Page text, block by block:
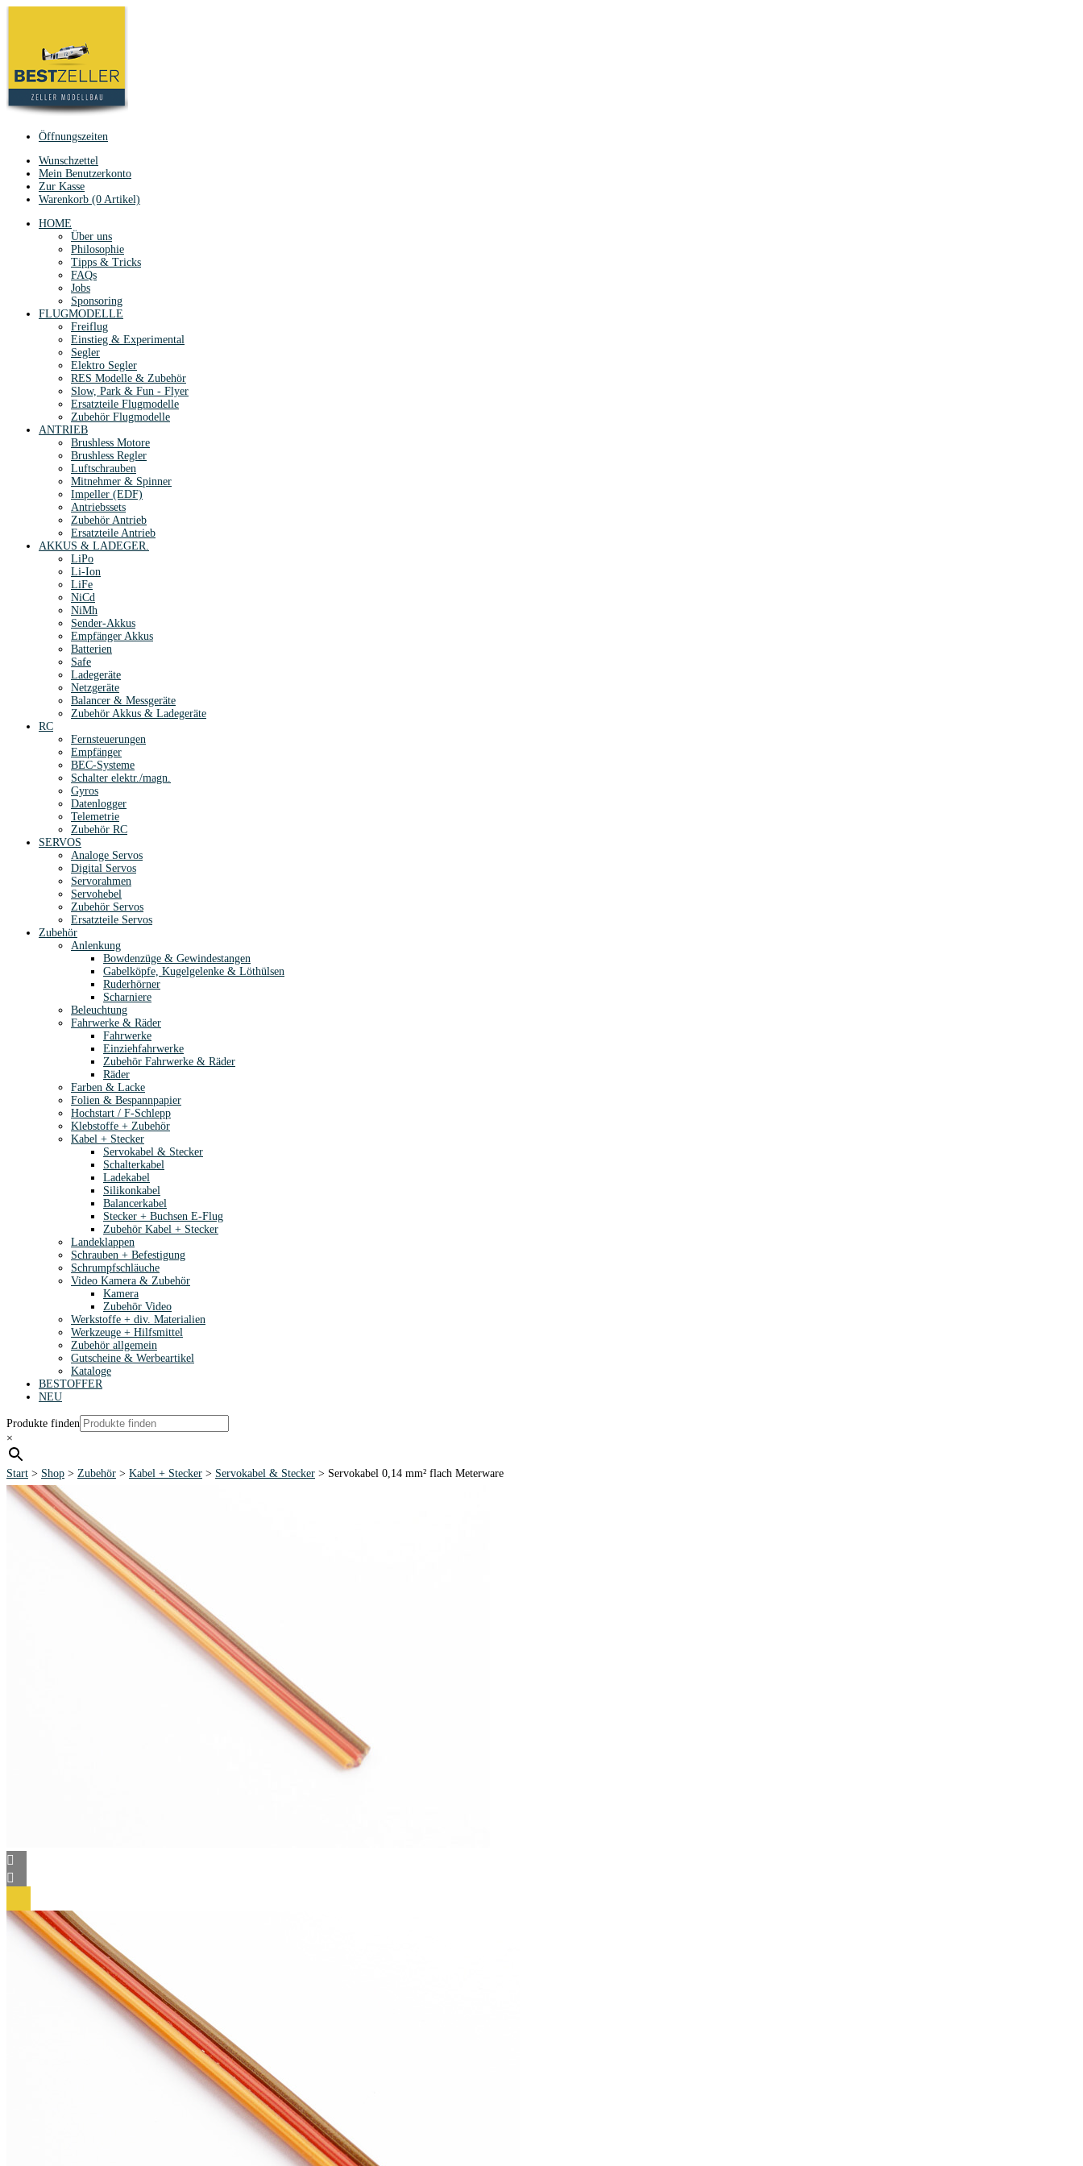
Öffnungszeiten
Wunschzettel
Mein Benutzerkonto
Zur Kasse
Warenkorb (0 Artikel)
HOME
Über uns
Philosophie
Tipps & Tricks
FAQs
Jobs
Sponsoring
FLUGMODELLE
Freiflug
Einstieg & Experimental
Segler
Elektro Segler
RES Modelle & Zubehör
Slow, Park & Fun - Flyer
Ersatzteile Flugmodelle
Zubehör Flugmodelle
ANTRIEB
Brushless Motore
Brushless Regler
Luftschrauben
Mitnehmer & Spinner
Impeller (EDF)
Antriebssets
Zubehör Antrieb
Ersatzteile Antrieb
AKKUS & LADEGER.
LiPo
Li-Ion
LiFe
NiCd
NiMh
Sender-Akkus
Empfänger Akkus
Batterien
Safe
Ladegeräte
Netzgeräte
Balancer & Messgeräte
Zubehör Akkus & Ladegeräte
RC
Fernsteuerungen
Empfänger
BEC-Systeme
Schalter elektr./magn.
Gyros
Datenlogger
Telemetrie
Zubehör RC
SERVOS
Analoge Servos
Digital Servos
Servorahmen
Servohebel
Zubehör Servos
Ersatzteile Servos
Zubehör
Anlenkung
Bowdenzüge & Gewindestangen
Gabelköpfe, Kugelgelenke & Löthülsen
Ruderhörner
Scharniere
Beleuchtung
Fahrwerke & Räder
Fahrwerke
Einziehfahrwerke
Zubehör Fahrwerke & Räder
Räder
Farben & Lacke
Folien & Bespannpapier
Hochstart / F-Schlepp
Klebstoffe + Zubehör
Kabel + Stecker
Servokabel & Stecker
Schalterkabel
Ladekabel
Silikonkabel
Balancerkabel
Stecker + Buchsen E-Flug
Zubehör Kabel + Stecker
Landeklappen
Schrauben + Befestigung
Schrumpfschläuche
Video Kamera & Zubehör
Kamera
Zubehör Video
Werkstoffe + div. Materialien
Werkzeuge + Hilfsmittel
Zubehör allgemein
Gutscheine & Werbeartikel
Kataloge
BESTOFFER
NEU
Produkte finden
×
Start > Shop > Zubehör > Kabel + Stecker > Servokabel & Stecker > Servokabel 0,14 mm² flach Meterware